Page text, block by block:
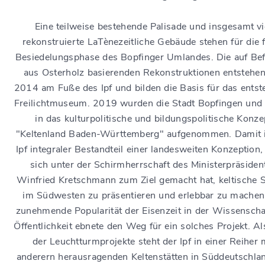
Eine teilweise bestehende Palisade und insgesamt
rekonstruierte LaTènezeitliche Gebäude stehen für die
Besiedelungsphase des Bopfinger Umlandes. Die auf
aus Osterholz basierenden Rekonstruktionen
2014 am Fuße des Ipf und bilden die Basis für das
Freilichtmuseum. 2019 wurden die Stadt Bopfingen und
in das kulturpolitische und bildungspolitische
"Keltenland Baden-Württemberg" aufgenommen. Damit
Ipf integraler Bestandteil einer landesweiten
sich unter der Schirmherrschaft des
Winfried Kretschmann zum Ziel gemacht hat, keltische
im Südwesten zu präsentieren und erlebbar zu
zunehmende Popularität der Eisenzeit in der
Öffentlichkeit ebnete den Weg für ein solches Projekt.
der Leuchtturmprojekte steht der Ipf in einer Reiher
anderern herausragenden Keltenstätten in